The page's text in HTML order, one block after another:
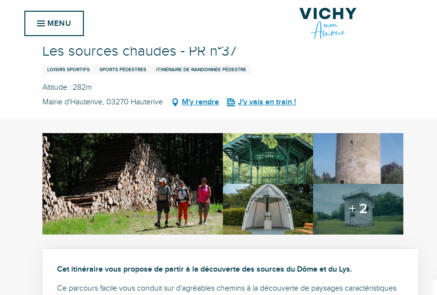
MENU
Accueil Les sources chaudes - PR n°37
Les sources chaudes - PR n°37
LOISIRS SPORTIFS SPORTS PÉDESTRES ITINÉRAIRE DE RANDONNÉE PÉDESTRE
Altitude : 282m
Mairie d'Hauterive, 03270 Hauterive
M'y rendre J'y vais en train !
+ 2
Description
Cet itinéraire vous propose de partir à la découverte des sources du Dôme et du Lys.
Ce parcours facile vous conduit sur d'agréables chemins à la découverte de paysages caractéristiques